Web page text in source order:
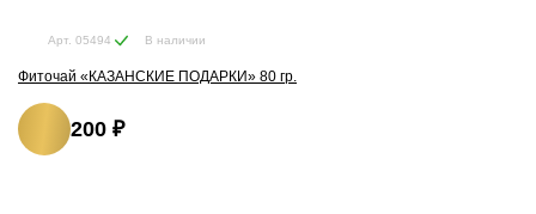
Арт. 05494 В наличии
Фиточай «КАЗАНСКИЕ ПОДАРКИ» 80 гр.
200 ₽